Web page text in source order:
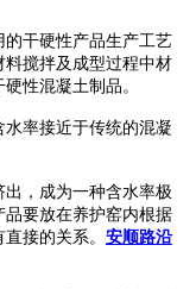
的干硬性产品生产工艺
搅拌及成型过程中材
性混凝土制品。
率接近于传统的混凝
，成为一种含水率极
要放在养护窑内根据
接的关系。 安顺路沿